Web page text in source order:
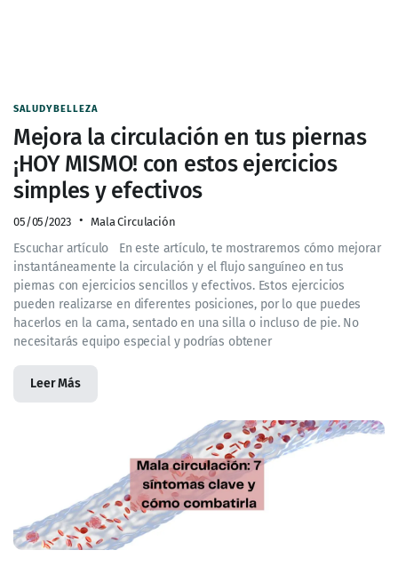
SALUDYBELLEZA
Mejora la circulación en tus piernas
¡HOY MISMO! con estos ejercicios
simples y efectivos
05/05/2023 Mala Circulación
Escuchar artículo En este artículo, te mostraremos cómo mejorar
instantáneamente la circulación y el flujo sanguíneo en tus
piernas con ejercicios sencillos y efectivos. Estos ejercicios
pueden realizarse en diferentes posiciones, por lo que puedes
hacerlos en la cama, sentado en una silla o incluso de pie. No
necesitarás equipo especial y podrías obtener
Leer Más